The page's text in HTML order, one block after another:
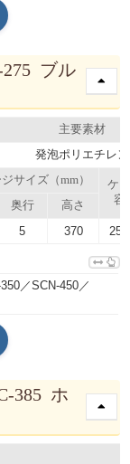
275 ブル
主要素材
発泡ポリエチレン
サイズ（mm）
ケ
容
奥行 高さ
5 370
／SCN-450／
385 ホ